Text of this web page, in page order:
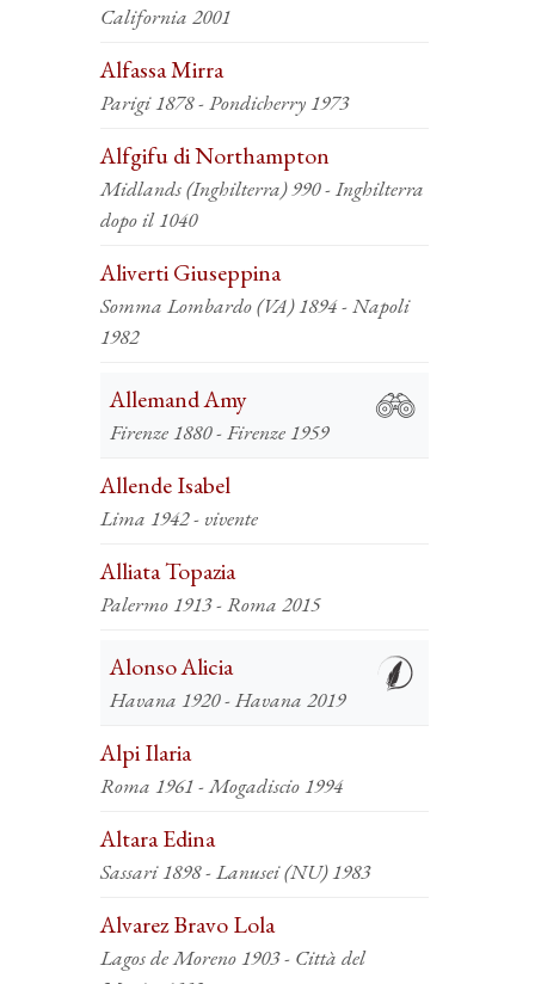
California 2001
Alfassa Mirra
Parigi 1878 - Pondicherry 1973
Alfgifu di Northampton
Midlands (Inghilterra) 990 - Inghilterra
dopo il 1040
Aliverti Giuseppina
Somma Lombardo (VA) 1894 - Napoli
1982
Allemand Amy
Firenze 1880 - Firenze 1959
Allende Isabel
Lima 1942 - vivente
Alliata Topazia
Palermo 1913 - Roma 2015
Alonso Alicia
Havana 1920 - Havana 2019
Alpi Ilaria
Roma 1961 - Mogadiscio 1994
Altara Edina
Sassari 1898 - Lanusei (NU) 1983
Alvarez Bravo Lola
Lagos de Moreno 1903 - Città del